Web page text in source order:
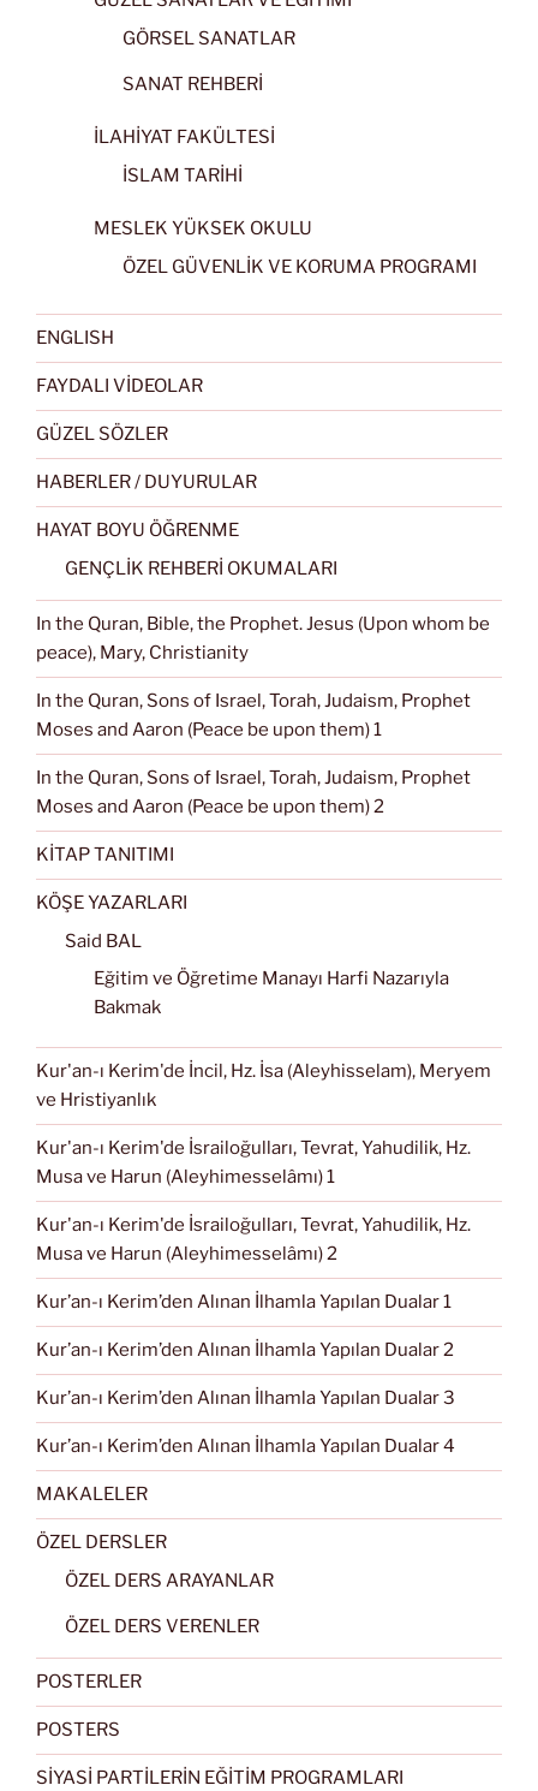
GÖRSEL SANATLAR
SANAT REHBERİ
İLAHİYAT FAKÜLTESİ
İSLAM TARİHİ
MESLEK YÜKSEK OKULU
ÖZEL GÜVENLİK VE KORUMA PROGRAMI
ENGLISH
FAYDALI VİDEOLAR
GÜZEL SÖZLER
HABERLER / DUYURULAR
HAYAT BOYU ÖĞRENME
GENÇLİK REHBERİ OKUMALARI
In the Quran, Bible, the Prophet. Jesus (Upon whom be
peace), Mary, Christianity
In the Quran, Sons of Israel, Torah, Judaism, Prophet
Moses and Aaron (Peace be upon them) 1
In the Quran, Sons of Israel, Torah, Judaism, Prophet
Moses and Aaron (Peace be upon them) 2
KİTAP TANITIMI
KÖŞE YAZARLARI
Said BAL
Eğitim ve Öğretime Manayı Harfi Nazarıyla
Bakmak
Kur'an-ı Kerim'de İncil, Hz. İsa (Aleyhisselam), Meryem
ve Hristiyanlık
Kur'an-ı Kerim'de İsrailoğulları, Tevrat, Yahudilik, Hz.
Musa ve Harun (Aleyhimesselâmı) 1
Kur'an-ı Kerim'de İsrailoğulları, Tevrat, Yahudilik, Hz.
Musa ve Harun (Aleyhimesselâmı) 2
Kur’an-ı Kerim’den Alınan İlhamla Yapılan Dualar 1
Kur’an-ı Kerim’den Alınan İlhamla Yapılan Dualar 2
Kur’an-ı Kerim’den Alınan İlhamla Yapılan Dualar 3
Kur’an-ı Kerim’den Alınan İlhamla Yapılan Dualar 4
MAKALELER
ÖZEL DERSLER
ÖZEL DERS ARAYANLAR
ÖZEL DERS VERENLER
POSTERLER
POSTERS
SİYASİ PARTİLERİN EĞİTİM PROGRAMLARI